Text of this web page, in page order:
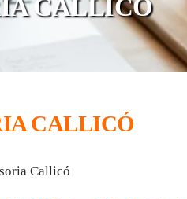
CALLICÓ
CALLICÓ